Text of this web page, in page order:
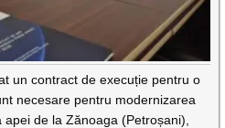
un contract de execuție pentru o
necesare pentru modernizarea
de la Zănoaga (Petroșani),